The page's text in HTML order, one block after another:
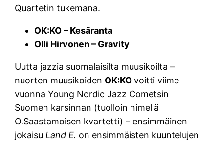
Quartetin tukemana.
OK:KO – Kesäranta
Olli Hirvonen – Gravity
Uutta jazzia suomalaisilta muusikoilta –
nuorten muusikoiden OK:KOvoitti viime
vuonna Young Nordic Jazz Cometsin
Suomen karsinnan (tuolloin nimellä
O.Saastamoisen kvartetti) – ensimmäinen
jokaisu Land E. on ensimmäisten kuuntelujen